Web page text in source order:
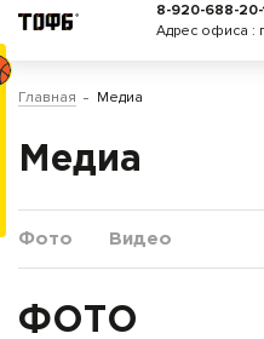
8-920-688-20-
Адрес офиса :
Главная Медиа
Медиа
Фото Видео
ФОТО